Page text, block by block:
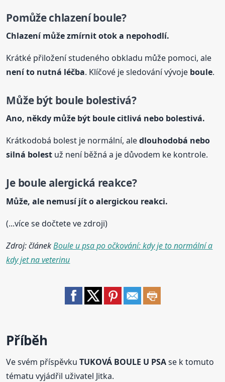
Pomůže chlazeníboule?
Chlazení může zmírnit otok a nepohodlí.
Krátké přiložení studeného obkladu může pomoci, ale
není to nutná léčba. Klíčové je sledování vývoje boule.
Může být boule bolestivá?
Ano, někdy může být boulecitlivá nebo bolestivá.
Krátkodobá bolest je normální, aledlouhodobá nebo
silná bolest už není běžná a je důvodem ke kontrole.
Je boule alergická reakce?
Může, ale nemusí jít o alergickou reakci.
(...více se dočtete ve zdroji)
Zdroj: článekBoule u psa po očkování: kdy je to normální a
kdy jet na veterinu
Příběh
Ve svém příspěvkuTUKOVÁ BOULE U PSAse k tomuto
tématu vyjádřil uživatel Jitka.